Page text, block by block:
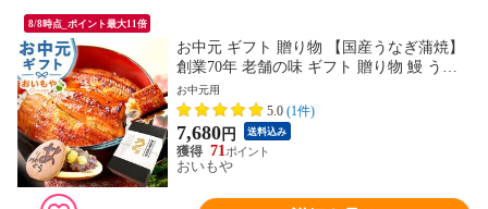
8/8時点_ポイント最大11倍
お中元 ギフト 贈り物 【国産うなぎ蒲焼】
創業70年 老舗の味 ギフト 贈り物 鰻 うな
ぎ 鰻蒲焼き 蒲焼 85～95g 3枚セット【化粧
箱BOX】bset 送料無料 ※ご指定OK！ ※ご
指定無い場合最短発送でお届け
お中元用
5.0 (1件)
7,680円 送料込み
71
おいもや